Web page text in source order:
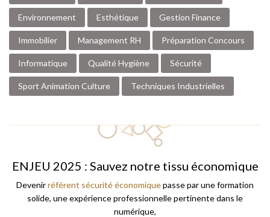
Environnement Esthétique Gestion Finance
Immobilier Management RH Préparation Concours
Informatique Qualité Hygiène Sécurité
Sport Animation Culture Techniques Industrielles
ENJEU 2025 : Sauvez notre tissu économique
Devenirréférent sécurité économiquepasse par une formation
solide, une expérience professionnelle pertinente dans le
numérique,